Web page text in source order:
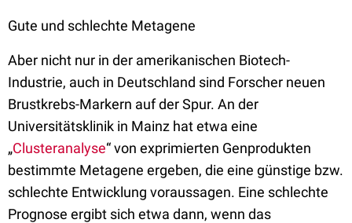
Gute und schlechte Metagene
Aber nicht nur in der amerikanischen Biotech-
Industrie, auch in Deutschland sind Forscher neuen
Brustkrebs-Markern auf der Spur. An der
Universitätsklinik in Mainz hat etwa eine
„Clusteranalyse“ von exprimierten Genprodukten
bestimmte Metagene ergeben, die eine günstige bzw.
schlechte Entwicklung voraussagen. Eine schlechte
Prognose ergibt sich etwa dann, wenn das